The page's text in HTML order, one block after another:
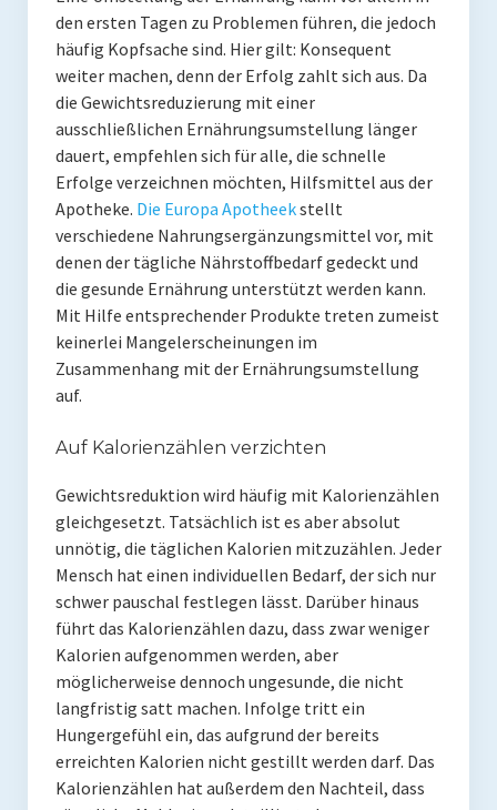
den ersten Tagen zu Problemen führen, die jedoch
häufig Kopfsache sind. Hier gilt: Konsequent
weiter machen, denn der Erfolg zahlt sich aus. Da
die Gewichtsreduzierung mit einer
ausschließlichen Ernährungsumstellung länger
dauert, empfehlen sich für alle, die schnelle
Erfolge verzeichnen möchten, Hilfsmittel aus der
Apotheke. Die Europa Apotheekstellt
verschiedene Nahrungsergänzungsmittel vor, mit
denen der tägliche Nährstoffbedarf gedeckt und
die gesunde Ernährung unterstützt werden kann.
Mit Hilfe entsprechender Produkte treten zumeist
keinerlei Mangelerscheinungen im
Zusammenhang mit der Ernährungsumstellung
auf.
Auf Kalorienzählen verzichten
Gewichtsreduktion wird häufig mit Kalorienzählen
gleichgesetzt. Tatsächlich ist es aber absolut
unnötig, die täglichen Kalorien mitzuzählen. Jeder
Mensch hat einen individuellen Bedarf, der sich nur
schwer pauschal festlegen lässt. Darüber hinaus
führt das Kalorienzählen dazu, dass zwar weniger
Kalorien aufgenommen werden, aber
möglicherweise dennoch ungesunde, die nicht
langfristig satt machen. Infolge tritt ein
Hungergefühl ein, das aufgrund der bereits
erreichten Kalorien nicht gestillt werden darf. Das
Kalorienzählen hat außerdem den Nachteil, dass